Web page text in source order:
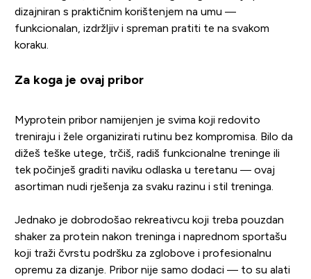
dizajniran s praktičnim korištenjem na umu —
funkcionalan, izdržljiv i spreman pratiti te na svakom
koraku.
Za koga je ovaj pribor
Myprotein pribor namijenjen je svima koji redovito
treniraju i žele organizirati rutinu bez kompromisa. Bilo da
dižeš teške utege, trčiš, radiš funkcionalne treninge ili
tek počinješ graditi naviku odlaska u teretanu — ovaj
asortiman nudi rješenja za svaku razinu i stil treninga.
Jednako je dobrodošao rekreativcu koji treba pouzdan
shaker za protein nakon treninga i naprednom sportašu
koji traži čvrstu podršku za zglobove i profesionalnu
opremu za dizanje. Pribor nije samo dodaci — to su alati